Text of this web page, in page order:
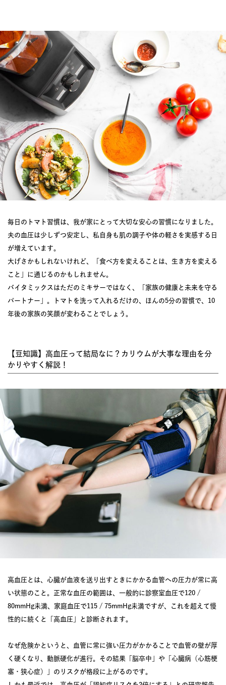
毎日のトマト習慣は、我が家にとって大切な安心の習慣になりました。
夫の血圧は少しずつ安定し、私自身も肌の調子や体の軽さを実感する日
が増えています。
大げさかもしれないけれど、「食べ方を変えることは、生き方を変える
こと」に通じるのかもしれません。
バイタミックスはただのミキサーではなく、「家族の健康と未来を守る
パートナー」。トマトを洗って入れるだけの、ほんの5分の習慣で、10
年後の家族の笑顔が変わることでしょう。
【豆知識】高血圧って結局なに？カリウムが大事な理由を分
かりやすく解説！
高血圧とは、心臓が血液を送り出すときにかかる血管への圧力が常に高
い状態のこと。正常な血圧の範囲は、一般的に診察室血圧で120 /
80mmHg未満、家庭血圧で115 / 75mmHg未満ですが、これを超えて慢
性的に続くと「高血圧」と診断されます。
なぜ危険かというと、血管に常に強い圧力がかかることで血管の壁が厚
く硬くなり、動脈硬化が進行。その結果「脳卒中」や「心臓病（心筋梗
塞・狭心症）」のリスクが格段に上がるのです。